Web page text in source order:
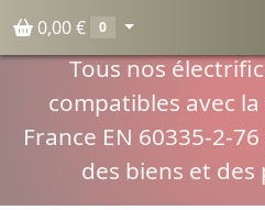
Panneau de gestion des cookies
Compatibilité
Tous nos
compatibles avec la
France EN 60335-2-
des biens et des
0,00 € 0